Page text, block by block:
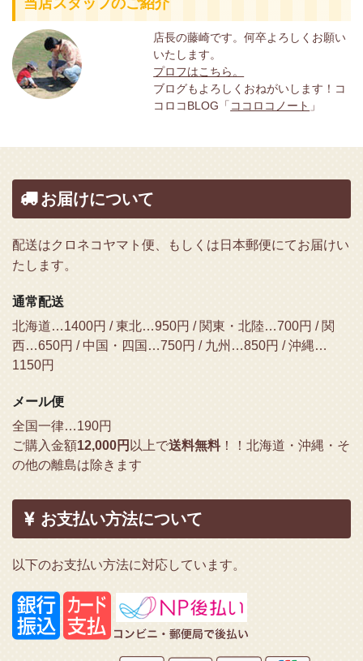
当店スタッフのご紹介
店長の藤崎です。何卒よろしくお願い
いたします。
プロフはこちら。
ブログもよろしくおねがいします！コ
コロコBLOG「 ココロコノート 」
お届けについて
配送はクロネコヤマト便、もしくは日本郵便にてお届けい
たします。
通常配送
北海道…1400円 / 東北…950円 / 関東・北陸…700円 / 関
西…650円 / 中国・四国…750円 / 九州…850円 / 沖縄…
1150円
メール便
全国一律…190円
ご購入金額12,000円 以上で送料無料！！ 北海道・沖縄・そ
の他の離島は除きます
お支払い方法について
以下のお支払い方法に対応しています。